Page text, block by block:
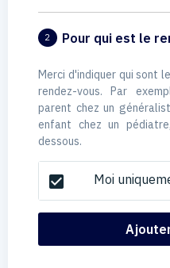
2 Pour qui est le
Merci d'indiquer qui sont
rendez-vous. Par
parent chez un
enfant chez un
dessous.
check_box Moi